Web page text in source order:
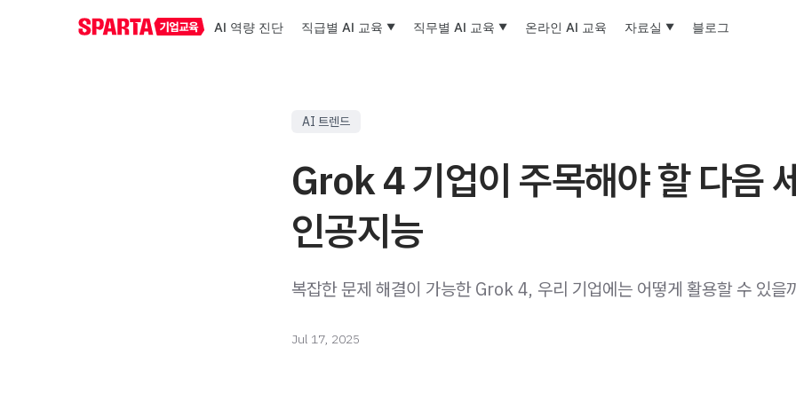
AI 역량 진단 직급별 AI 교육 직무별 AI 교육 온라인 AI 교육 자료실 블로그
AI 트렌드
Grok 4 기업이 주목해야 할 다음
인공지능
복잡한 문제 해결이 가능한 Grok 4, 우리 기업에는 어떻게 활용할 수 있을
Jul 17, 2025